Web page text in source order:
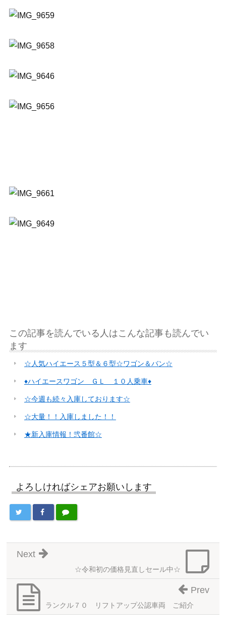
この記事を読んでいる人はこんな記事も読んでい
ます
☆人気ハイエース５型＆６型☆ワゴン＆バン☆
♦ハイエースワゴン ＧＬ １０人乗車♦
☆今週も続々入庫しております☆
☆大量！！入庫しました！！
★新入庫情報！弐番館☆
よろしければシェアお願いします
☆令和初の価格見直しセール中☆
Next
ランクル７０ リフトアップ公認車両 ご紹介
Prev